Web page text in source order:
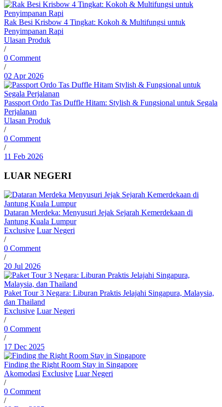
Rak Besi Krisbow 4 Tingkat: Kokoh & Multifungsi untuk
Penyimpanan Rapi
Ulasan Produk
/
0 Comment
/
02 Apr 2026
Passport Ordo Tas Duffle Hitam: Stylish & Fungsional untuk Segala
Perjalanan
Ulasan Produk
/
0 Comment
/
11 Feb 2026
LUAR NEGERI
Dataran Merdeka: Menyusuri Jejak Sejarah Kemerdekaan di
Jantung Kuala Lumpur
Exclusive Luar Negeri
/
0 Comment
/
20 Jul 2026
Paket Tour 3 Negara: Liburan Praktis Jelajahi Singapura, Malaysia,
dan Thailand
Exclusive Luar Negeri
/
0 Comment
/
17 Dec 2025
Finding the Right Room Stay in Singapore
Akomodasi Exclusive Luar Negeri
/
0 Comment
/